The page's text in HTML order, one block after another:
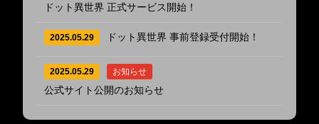
ドット異世界 正式サービス開始！
2025.05.29 ドット異世界 事前登録受付開始！
2025.05.29 お知らせ
公式サイト公開のお知らせ